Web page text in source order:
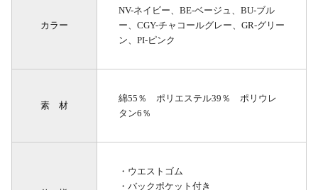
カラー
NV-ネイビー、BE-ベージュ、BU-ブル
ー、CGY-チャコールグレー、GR-グリー
ン、PI-ピンク
素 材
綿55％ ポリエステル39％ ポリウレ
タン6％
・ウエストゴム
・バックポケット付き